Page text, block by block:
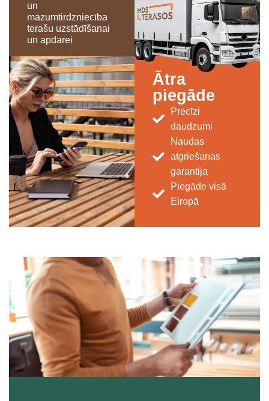
un
mazumtirdzniecība
terašu uzstādīšanai
un apdarei
Ātra
piegāde
Precīzi
daudzumi
Naudas
atgriešanas
garantija
Piegāde visā
Eiropā